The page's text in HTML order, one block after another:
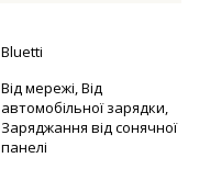
Bluetti
Від мережі, Від
автомобільної зарядки,
Заряджання від сонячної
панелі